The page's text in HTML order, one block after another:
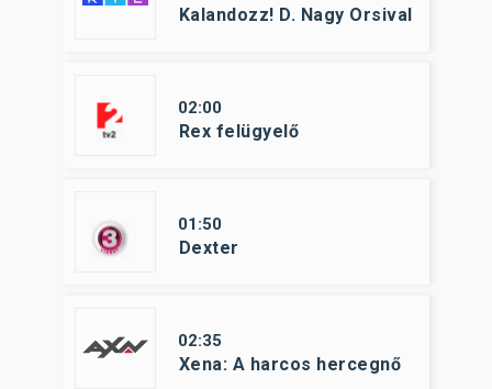
Kalandozz! D. Nagy Orsival
02:00
Rex felügyelő
01:50
Dexter
02:35
Xena: A harcos hercegnő